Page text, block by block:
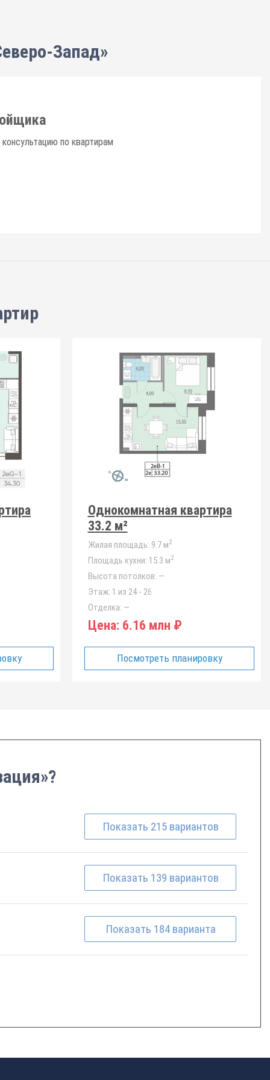
Запад»
по квартирам
Однокомнатная квартира
33.2 м²
Жилая площадь: 9.7 м2
Площадь кухни: 15.3 м2
Высота потолков: —
Этаж: 1 из 24 - 26
Отделка: —
Цена: 6.16 млн ₽
Посмотреть планировку
Показать 215 вариантов
Показать 139 вариантов
Показать 184 варианта